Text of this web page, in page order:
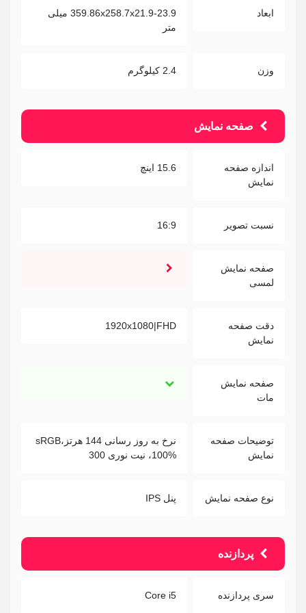
ابعاد
359.86x258.7x21.9-23.9 میلی
متر
وزن 2.4 کیلوگرم
صفحه نمایش
اندازه صفحه
نمایش
15.6 اینچ
نسبت تصویر 16:9
صفحه نمایش
لمسی
دقت صفحه
نمایش
1920x1080|FHD
صفحه نمایش
مات
توضیحات صفحه
نمایش
نرخ به روز رسانی 144 هرتز،sRGB
100%، نیت نوری 300
نوع صفحه نمایش پنل IPS
پردازنده
سری پردازنده Core i5